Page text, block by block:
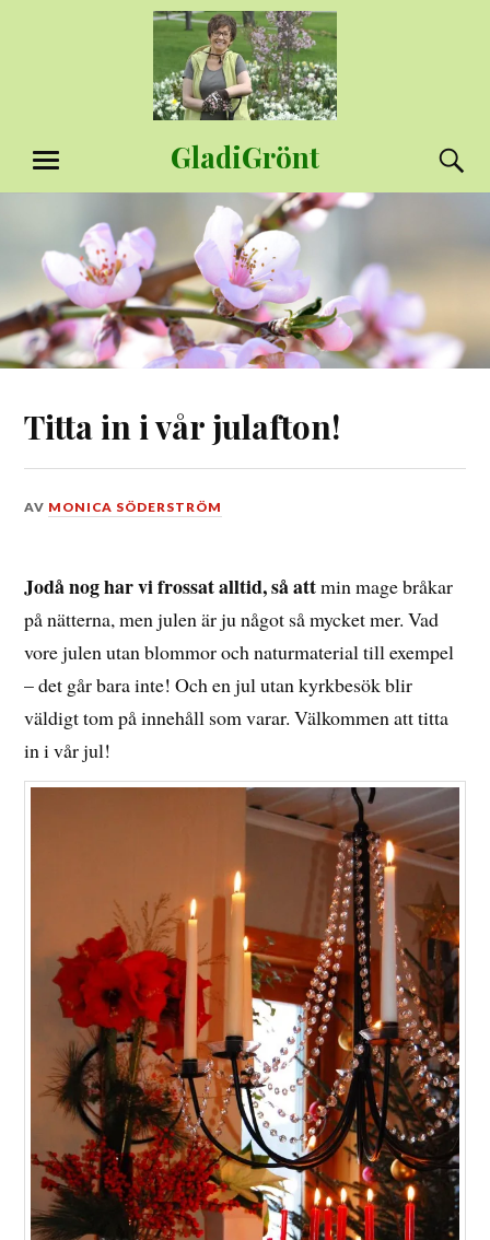
GladiGrönt
MENY
Titta in i vår julafton!
DEN
2014
AV MONICA SÖDERSTRÖM
Jodå nog har vi frossat alltid, så attmin mage bråkar
på nätterna, men julen är ju något så mycket mer. Vad
vore julen utan blommor och naturmaterial till exempel
– det går bara inte! Och en jul utan kyrkbesök blir
väldigt tom på innehåll som varar. Välkommen att titta
in i vår jul!